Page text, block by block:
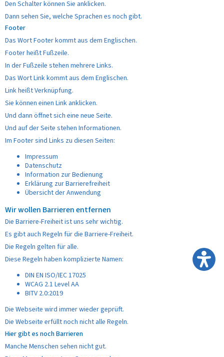
Den Schalter können Sie anklicken.
Dann sehen Sie, welche Sprachen es noch gibt.
Footer
Das Wort Footer kommt aus dem Englischen.
Footer heißt Fußzeile.
In der Fußzeile stehen mehrere Links.
Das Wort Link kommt aus dem Englischen.
Link heißt Verknüpfung.
Sie können einen Link anklicken.
Und dann öffnet sich eine neue Seite.
Und auf der Seite stehen Informationen.
Im Footer sind Links zu diesen Seiten:
Impressum
Datenschutz
Information zur Bedienung
Erklärung zur Barrierefreiheit
Übersicht der Anwendung
Wir wollen Barrieren entfernen
Die Barriere-Freiheit ist uns sehr wichtig.
Es gibt auch Regeln für die Barriere-Freiheit.
Die Regeln gelten für alle.
Diese Regeln haben komplizierte Namen:
DIN EN ISO/IEC 17025
WCAG 2.1 Level AA
BITV 2.0:2019
Die Webseite wird immer wieder geprüft.
Die Webseite erfüllt noch nicht alle Regeln.
Hier gibt es noch Barrieren
Manche Menschen sehen nicht gut.